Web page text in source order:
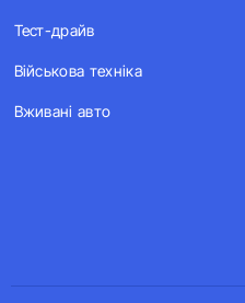
Тест-драйв
Військова техніка
Вживані авто